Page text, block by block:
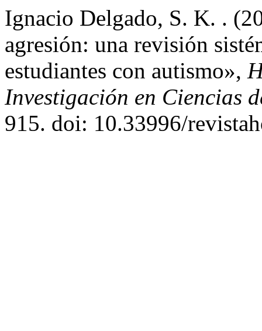
Ignacio Delgado, S. K. .
agresión: una revisión
estudiantes con autismo»,
Investigación en Ciencias
915. doi: 10.33996/